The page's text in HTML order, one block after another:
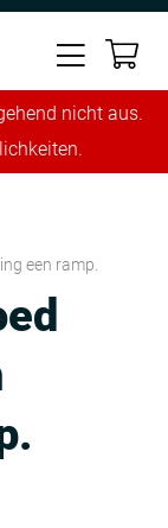
nicht aus.
een ramp.